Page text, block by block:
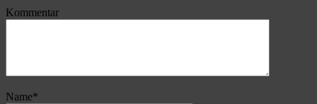
Kommentar
Name*